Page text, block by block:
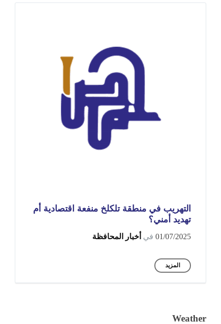
التهريب في منطقة تلكلخ منفعة اقتصادية أم
تهديد أمني؟
01/07/2025 في أخبار المحافظة
المزيد
Weather